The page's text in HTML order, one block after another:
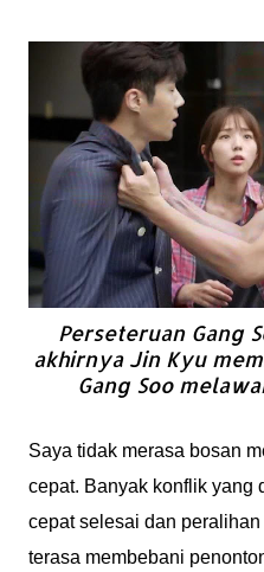
Perseteruan Gang
akhirnya Jin Kyu
Gang Soo
Saya tidak merasa bosan
cepat. Banyak konflik yang
cepat selesai dan
terasa membebani